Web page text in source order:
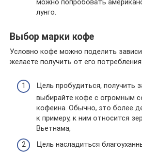
можно попробовать
лунго.
Выбор марки кофе
Условно кофе можно поделить
желаете получить от его потребления:
Цель пробудиться, получить
выбирайте кофе с огромным
кофеина. Обычно, это более
к примеру, к ним относится
Вьетнама,
Цель насладиться